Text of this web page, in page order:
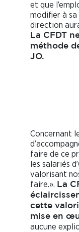
et que
modifier à sa
direction
La CFDT
méthode
JO.
Concernant
faire de ce
les salariés
valorisant
faire.». La
cette
mise en
aucune